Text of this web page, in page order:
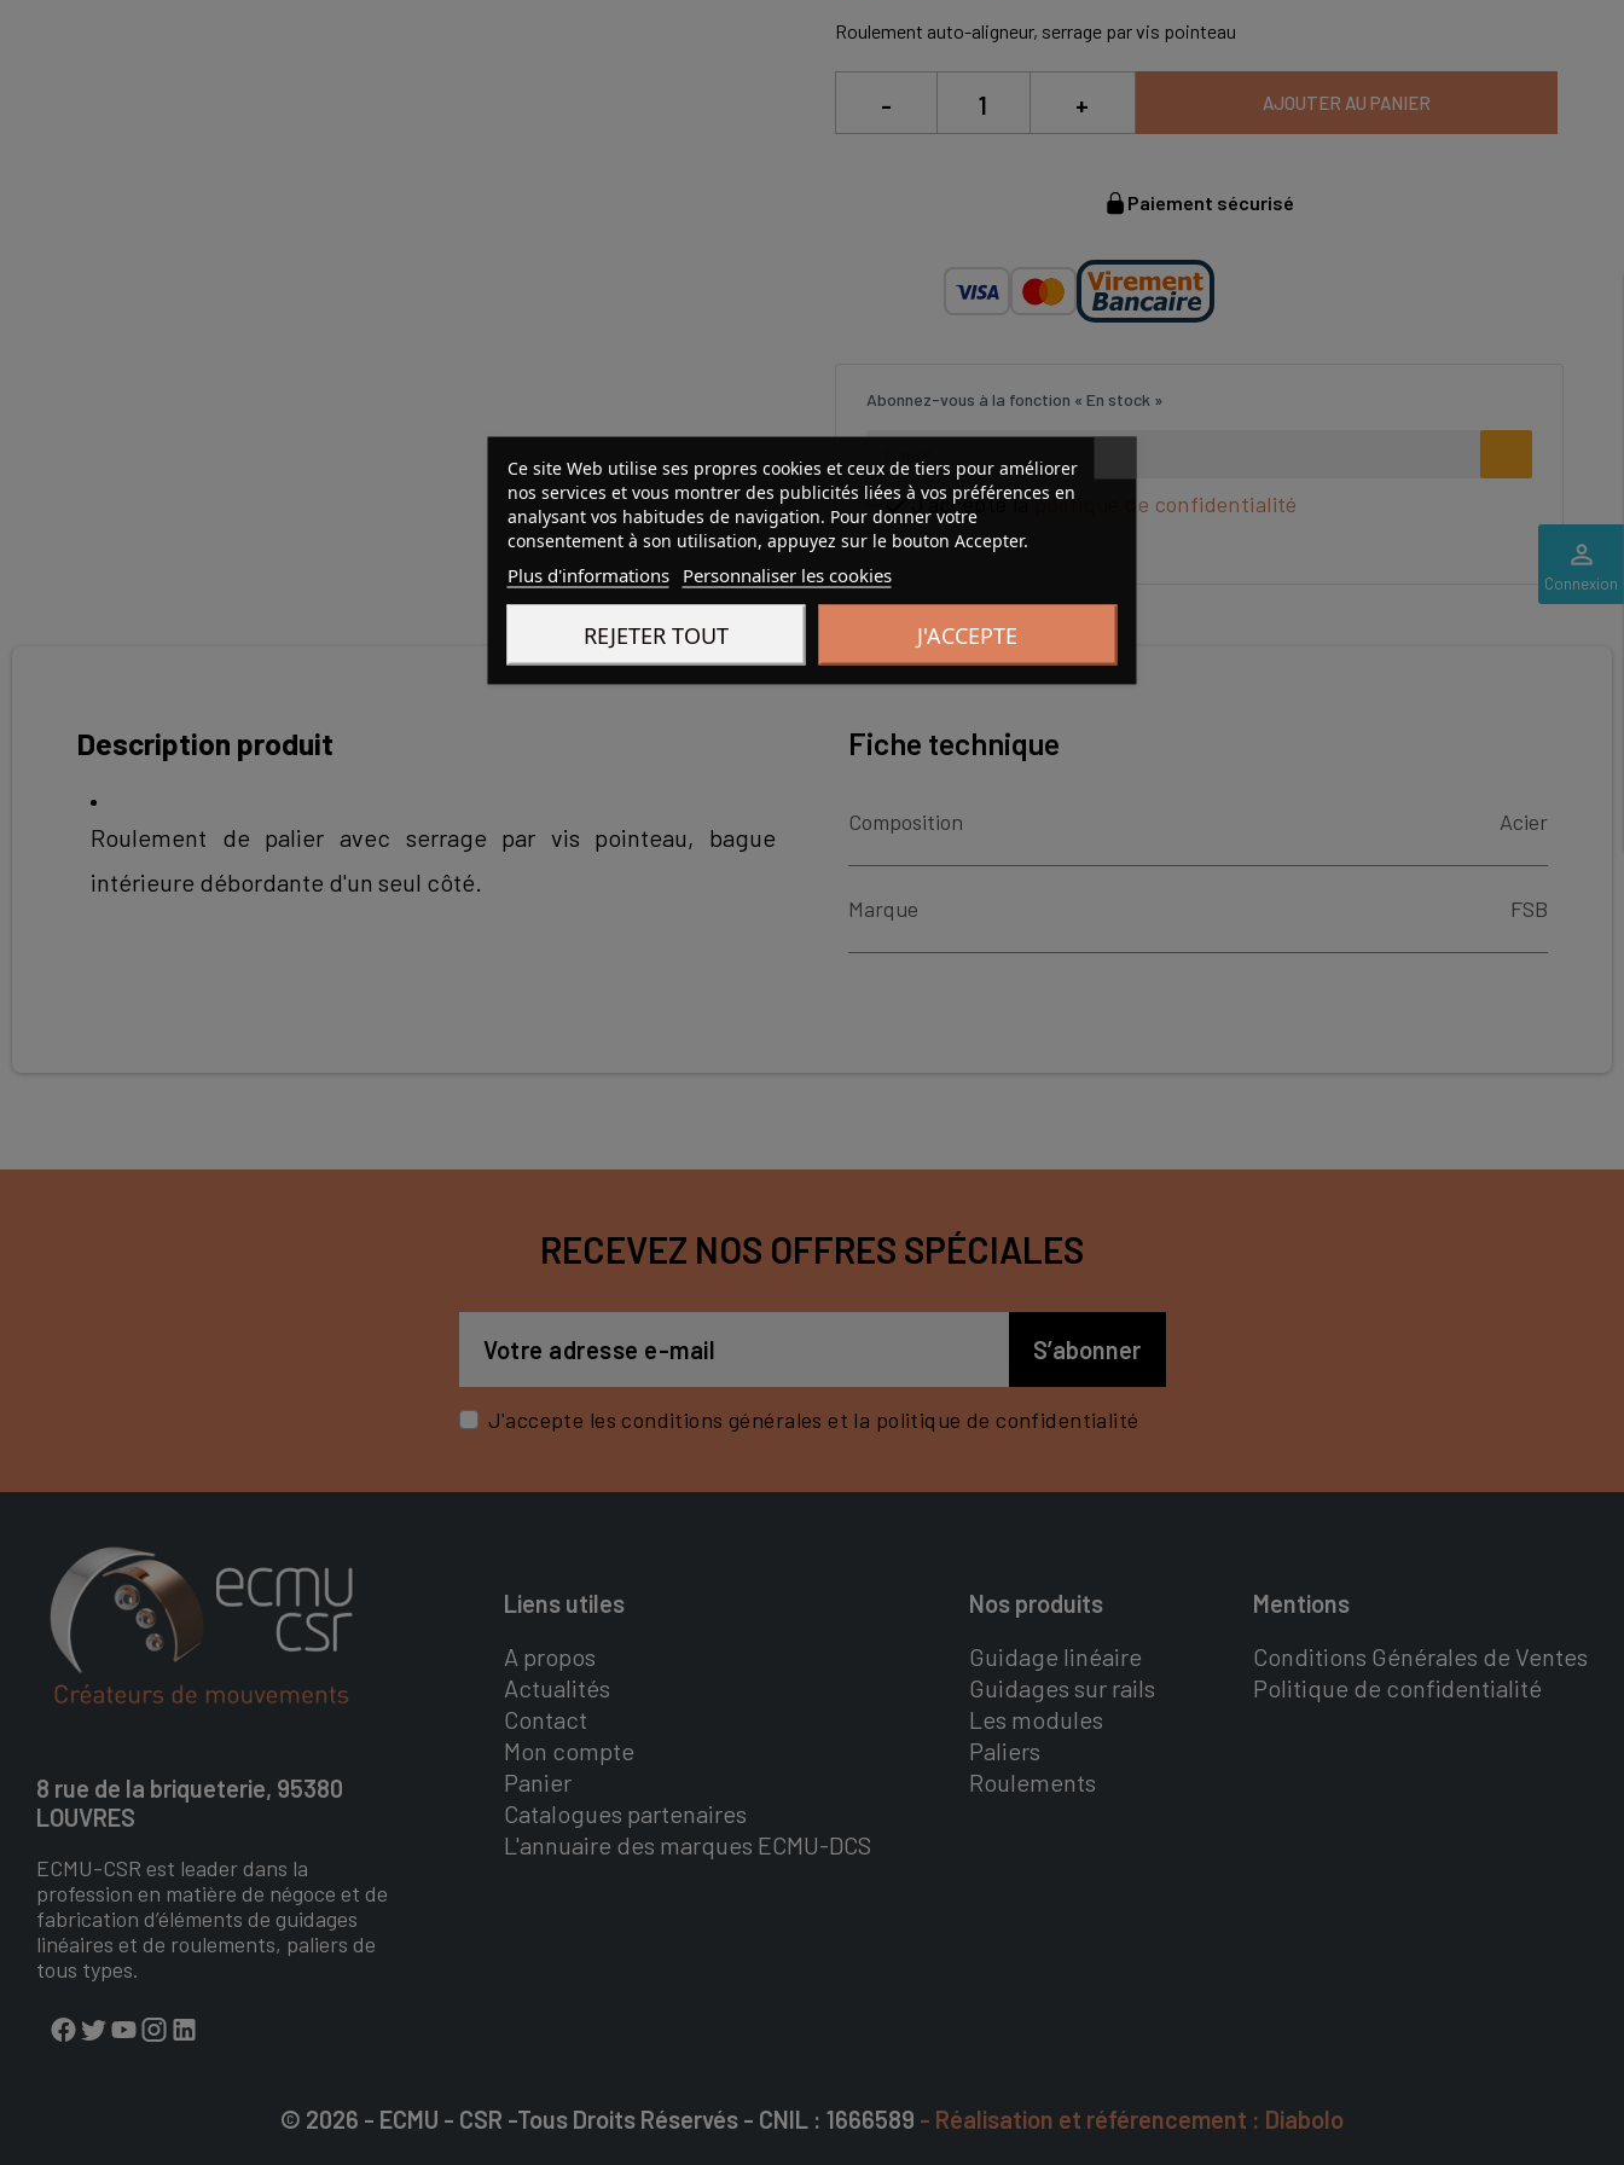
perm_identity
Connexion
Roulement auto-aligneur, serrage par vis pointeau
- + AJOUTER AU PANIER
Paiement sécurisé
Abonnez-vous à la fonction « En stock »
J'accepte lapolitique de confidentialité
Description produit
Roulement de palier avec serrage par vis pointeau, bague
intérieure débordante d'un seul côté.
Fiche technique
Composition Acier
Marque FSB
RECEVEZ NOS OFFRES SPÉCIALES
J'accepte les conditions générales et la politique de confidentialité
8 rue de la briqueterie, 95380
LOUVRES
ECMU-CSR est leader dans la
profession en matière de négoce et de
fabrication d’éléments de guidages
linéaires et de roulements, paliers de
tous types.
Liens utiles
A propos
Actualités
Contact
Mon compte
Panier
Catalogues partenaires
L'annuaire des marques ECMU-DCS
Nos produits
Guidage linéaire
Guidages sur rails
Les modules
Paliers
Roulements
Mentions
Conditions Générales de Ventes
Politique de confidentialité
Ce site Web utilise ses propres cookies et ceux de tiers pour améliorer
nos services et vous montrer des publicités liées à vos préférences en
analysant vos habitudes de navigation. Pour donner votre
consentement à son utilisation, appuyez sur le bouton Accepter.
Plus d'informations Personnaliser les cookies
REJETER TOUT J'ACCEPTE
© 2026 - ECMU - CSR -Tous Droits Réservés - CNIL : 1666589 - Réalisation et référencement : Diabolo